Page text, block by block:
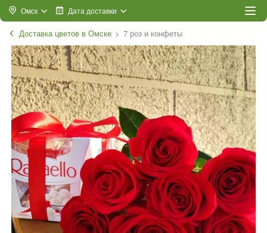
Омск Дата доставки
Доставка цветов в Омске 7 роз и конфеты